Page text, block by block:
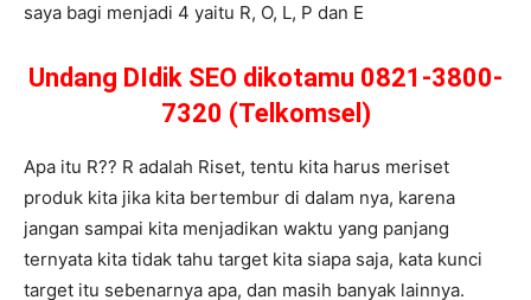
saya bagi menjadi 4 yaitu R, O, L, P dan E
Undang DIdik SEO dikotamu 0821-3800-
7320 (Telkomsel)
Apa itu R?? R adalah Riset, tentu kita harus meriset
produk kita jika kita bertembur di dalam nya, karena
jangan sampai kita menjadikan waktu yang panjang
ternyata kita tidak tahu target kita siapa saja, kata kunci
target itu sebenarnya apa, dan masih banyak lainnya.